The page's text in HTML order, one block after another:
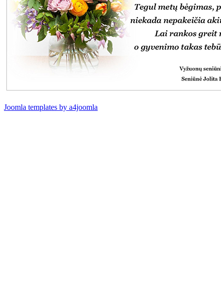
Joomla templates by a4joomla